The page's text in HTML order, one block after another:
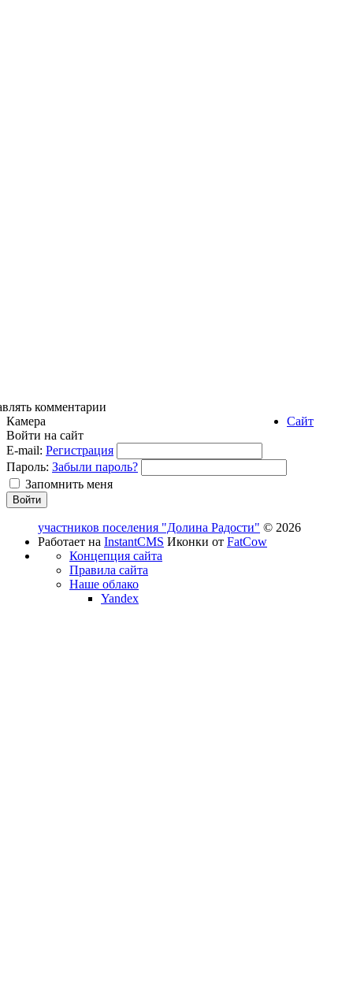
комментарии
Камера
Войти на сайт
E-mail: Регистрация
Пароль: Забыли пароль?
Запомнить меня
Сайт
участников поселения "Долина Радости" © 2026
Работает на InstantCMS Иконки от FatCow
Концепция сайта
Правила сайта
Наше облако
Yandex